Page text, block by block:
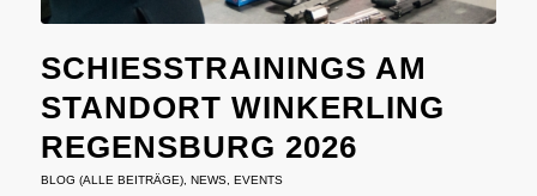
SCHIESSTRAININGS AM S
TANDORT WINKERLING R
EGENSBURG 2026
BLOG (ALLE BEITRÄGE), NEWS, EVENTS